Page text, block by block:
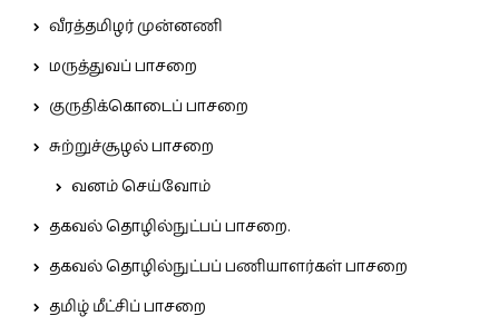
வீரத்தமிழர் முன்னணி
மருத்துவப் பாசறை
குருதிக்கொடைப் பாசறை
சுற்றுச்சூழல் பாசறை
வனம் செய்வோம்
தகவல் தொழில்நுட்பப் பாசறை.
தகவல் தொழில்நுட்பப் பணியாளர்கள் பாசறை
தமிழ் மீட்சிப் பாசறை